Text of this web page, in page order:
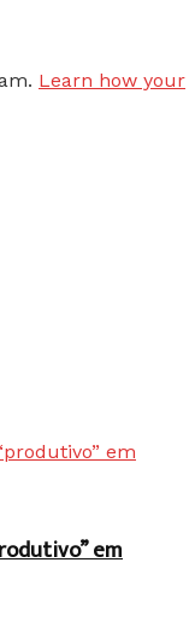
Learn how your
em